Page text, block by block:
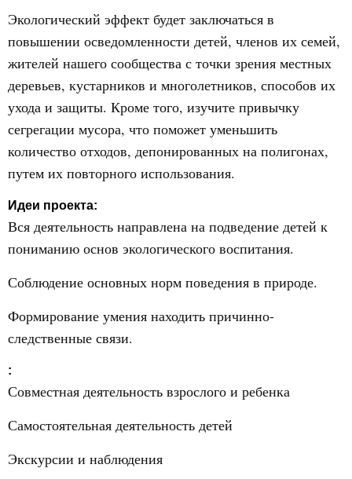
Экологический эффект будет заключаться в
повышении осведомленности детей, членов их семей,
жителей нашего сообщества с точки зрения местных
деревьев, кустарников и многолетников, способов их
ухода и защиты. Кроме того, изучите привычку
сегрегации мусора, что поможет уменьшить
количество отходов, депонированных на полигонах,
путем их повторного использования.
Идеи проекта:
Вся деятельность направлена на подведение детей к
пониманию основ экологического воспитания.
Соблюдение основных норм поведения в природе.
Формирование умения находить причинно-
следственные связи.
:
Совместная деятельность взрослого и ребенка
Самостоятельная деятельность детей
Экскурсии и наблюдения